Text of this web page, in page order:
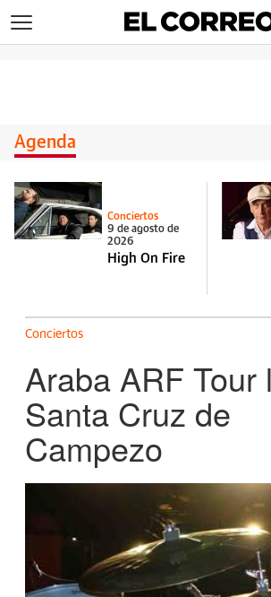
Agenda
Conciertos
9 de agosto de
2026
High On Fire
Conciertos
Araba ARF Tour
Santa Cruz de
Campezo